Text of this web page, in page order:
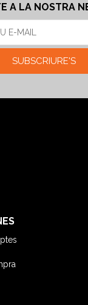
A LA NOSTRA
SUBSCRIURE'S